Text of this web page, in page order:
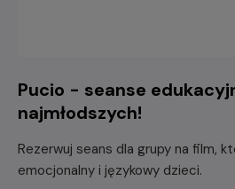
Pucio - seanse
najmłodszych!
Rezerwuj seans dla grupy na film,
emocjonalny i językowy dzieci.